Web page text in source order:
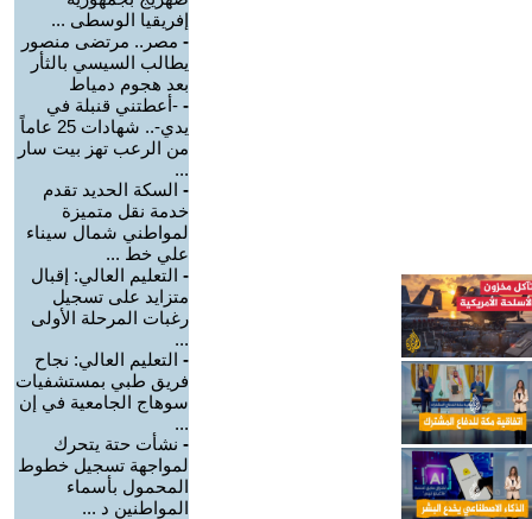
إفريقيا الوسطى ...
- مصر.. مرتضى منصور
يطالب السيسي بالثأر
بعد هجوم دمياط
- -أعطتني قنبلة في
يدي-.. شهادات 25 عاماً
من الرعب تهز بيت سار
...
- السكة الحديد تقدم
خدمة نقل متميزة
لمواطني شمال سيناء
علي خط ...
- التعليم العالي: إقبال
متزايد على تسجيل
رغبات المرحلة الأولى
...
- التعليم العالي: نجاح
فريق طبي بمستشفيات
سوهاج الجامعية في إن
...
- نشأت حتة يتحرك
لمواجهة تسجيل خطوط
المحمول بأسماء
المواطنين د ...